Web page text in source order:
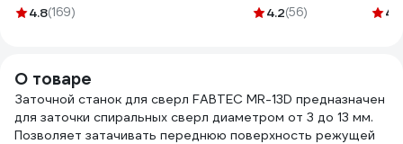
мм) Inforce 11-01-
4.8(169)
КА-00069135
гнезда ПВС 3х2,5
4.2(56) 4.4
О товаре
Заточной станок для сверл FABTEC MR-13D предназначен
для заточки спиральных сверл диаметром от 3 до 13 мм.
Позволяет затачивать переднюю поверхность режущей